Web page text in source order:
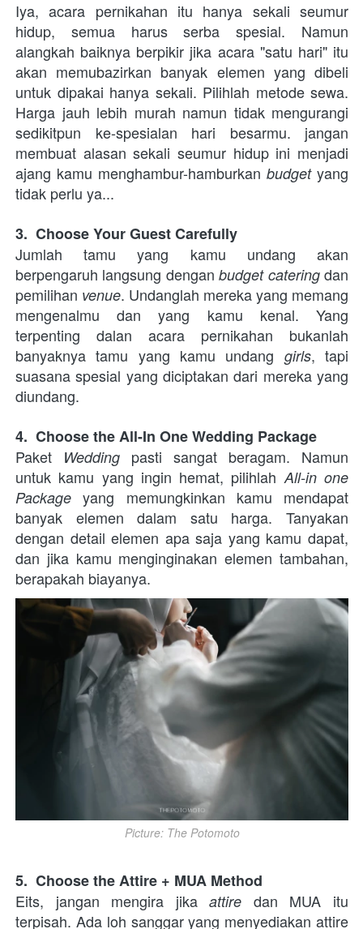
Iya, acara pernikahan itu hanya sekali seumur
hidup, semua harus serba spesial. Namun
alangkah baiknya berpikir jika acara "satu hari" itu
akan memubazirkan banyak elemen yang dibeli
untuk dipakai hanya sekali. Pilihlah metode sewa.
Harga jauh lebih murah namun tidak mengurangi
sedikitpun ke-spesialan hari besarmu. jangan
membuat alasan sekali seumur hidup ini menjadi
ajang kamu menghambur-hamburkan budget yang
tidak perlu ya...
3.  Choose Your Guest Carefully
Jumlah tamu yang kamu undang akan
berpengaruh langsung dengan budget catering dan
pemilihan venue. Undanglah mereka yang memang
mengenalmu dan yang kamu kenal. Yang
terpenting dalan acara pernikahan bukanlah
banyaknya tamu yang kamu undang girls, tapi
suasana spesial yang diciptakan dari mereka yang
diundang.
4.  Choose the All-In One Wedding Package
Paket Wedding pasti sangat beragam. Namun
untuk kamu yang ingin hemat, pilihlah All-in one
Package yang memungkinkan kamu mendapat
banyak elemen dalam satu harga. Tanyakan
dengan detail elemen apa saja yang kamu dapat,
dan jika kamu menginginakan elemen tambahan,
berapakah biayanya.
Picture: The Potomoto
5.  Choose the Attire + MUA Method
Eits, jangan mengira jika attire dan MUA itu